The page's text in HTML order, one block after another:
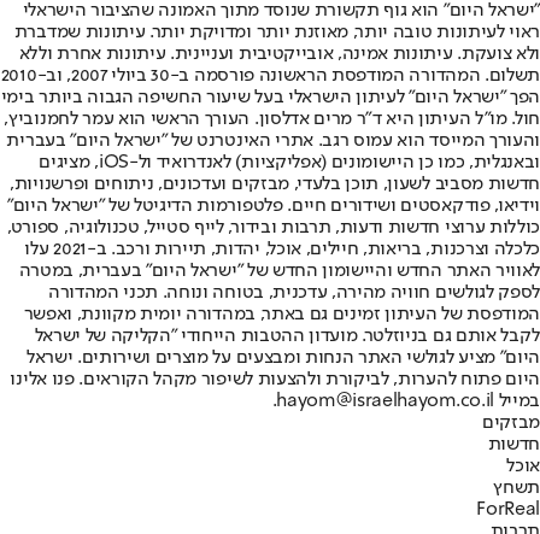
"ישראל היום" הוא גוף תקשורת שנוסד מתוך האמונה שהציבור הישראלי
ראוי לעיתונות טובה יותר, מאוזנת יותר ומדויקת יותר. עיתונות שמדברת
ולא צועקת. עיתונות אמינה, אובייקטיבית ועניינית. עיתונות אחרת וללא
תשלום. המהדורה המודפסת הראשונה פורסמה ב-30 ביולי 2007, וב-2010
הפך "ישראל היום" לעיתון הישראלי בעל שיעור החשיפה הגבוה ביותר בימי
חול. מו"ל העיתון היא ד"ר מרים אדלסון. העורך הראשי הוא עמר לחמנוביץ,
והעורך המייסד הוא עמוס רגב. אתרי האינטרנט של "ישראל היום" בעברית
ובאנגלית, כמו כן היישומונים (אפליקציות) לאנדרואיד ול-iOS, מציגים
חדשות מסביב לשעון, תוכן בלעדי, מבזקים ועדכונים, ניתוחים ופרשנויות,
וידיאו, פודקאסטים ושידורים חיים. פלטפורמות הדיגיטל של "ישראל היום"
כוללות ערוצי חדשות ודעות, תרבות ובידור, לייף סטייל, טכנולוגיה, ספורט,
כלכלה וצרכנות, בריאות, חיילים, אוכל, יהדות, תיירות ורכב. ב-2021 עלו
לאוויר האתר החדש והיישומון החדש של "ישראל היום" בעברית, במטרה
לספק לגולשים חוויה מהירה, עדכנית, בטוחה ונוחה. תכני המהדורה
המודפסת של העיתון זמינים גם באתר, במהדורה יומית מקוונת, ואפשר
לקבל אותם גם בניוזלטר. מועדון ההטבות הייחודי "הקליקה של ישראל
היום" מציע לגולשי האתר הנחות ומבצעים על מוצרים ושירותים. ישראל
היום פתוח להערות, לביקורת ולהצעות לשיפור מקהל הקוראים. פנו אלינו
במייל hayom@israelhayom.co.il.
מבזקים
חדשות
אוכל
תשחץ
ForReal